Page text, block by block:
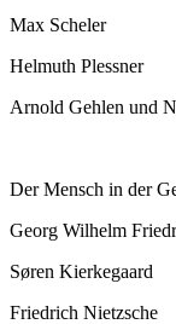
Max Scheler
Helmuth Plessner
Arnold Gehlen und
Der Mensch in der
Georg Wilhelm
Søren Kierkegaard
Friedrich Nietzsche